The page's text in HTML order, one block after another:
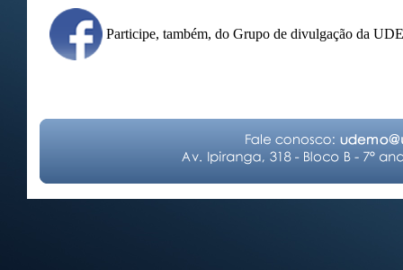
Participe, também, do Grupo de divulgação da